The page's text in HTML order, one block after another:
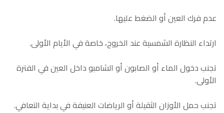
عدم فرك العين أو الضغط عليها.
ارتداء النظارة الشمسية عند الخروج، خاصة في الأيام الأولى.
تجنب دخول الماء أو الصابون أو الشامبو داخل العين في الفترة
الأولى.
تجنب حمل الأوزان الثقيلة أو الرياضات العنيفة في بداية التعافي.